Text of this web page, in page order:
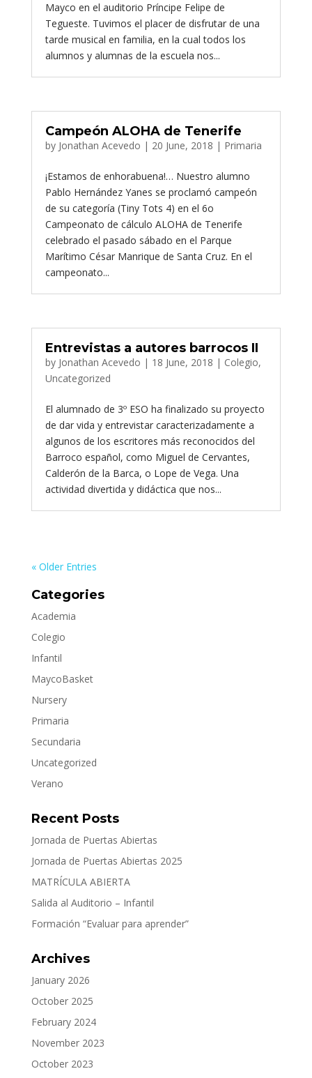
Mayco en el auditorio Príncipe Felipe de
Tegueste. Tuvimos el placer de disfrutar de una
tarde musical en familia, en la cual todos los
alumnos y alumnas de la escuela nos...
Campeón ALOHA de Tenerife
by Jonathan Acevedo | 20 June, 2018 | Primaria
¡Estamos de enhorabuena!… Nuestro alumno
Pablo Hernández Yanes se proclamó campeón
de su categoría (Tiny Tots 4) en el 6o
Campeonato de cálculo ALOHA de Tenerife
celebrado el pasado sábado en el Parque
Marítimo César Manrique de Santa Cruz. En el
campeonato...
Entrevistas a autores barrocos II
by Jonathan Acevedo | 18 June, 2018 | Colegio,
Uncategorized
El alumnado de 3º ESO ha finalizado su proyecto
de dar vida y entrevistar caracterizadamente a
algunos de los escritores más reconocidos del
Barroco español, como Miguel de Cervantes,
Calderón de la Barca, o Lope de Vega. Una
actividad divertida y didáctica que nos...
« Older Entries
Categories
Academia
Colegio
Infantil
MaycoBasket
Nursery
Primaria
Secundaria
Uncategorized
Verano
Recent Posts
Jornada de Puertas Abiertas
Jornada de Puertas Abiertas 2025
MATRÍCULA ABIERTA
Salida al Auditorio – Infantil
Formación “Evaluar para aprender”
Archives
January 2026
October 2025
February 2024
November 2023
October 2023